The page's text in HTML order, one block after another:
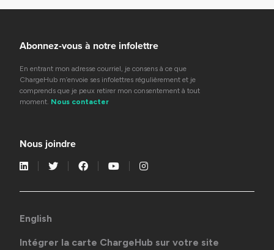
Abonnez-vous à notre infolettre
En entrant mon adresse courriel, je consens à ce que
ChargeHub m’envoie ses infolettres régulièrement et je
comprends que je peux retirer mon consentement à tout
moment. Nous contacter
Nous joindre
English
Intégrer la carte ChargeHub sur votre site